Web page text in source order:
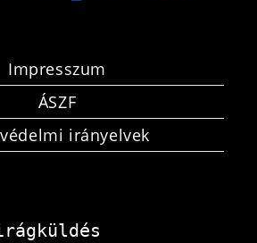
Impresszum
ÁSZF
irányelvek